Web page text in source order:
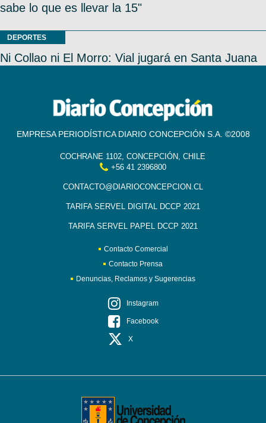
sabe lo que es llevar la 15"
DEPORTES
Ni Collao ni El Morro: Vial jugará en Santa Juana
EMPRESA PERIODÍSTICA DIARIO CONCEPCIÓN S.A. ©2008
COCHRANE 1102, CONCEPCIÓN, CHILE
+56 41 2396800
CONTACTO@DIARIOCONCEPCION.CL
TARIFA SERVEL DIGITAL DCCP 2021
TARIFA SERVEL PAPEL DCCP 2021
Contacto Comercial
Contacto Prensa
Denuncias, Reclamos y Sugerencias
Instagram
Facebook
X